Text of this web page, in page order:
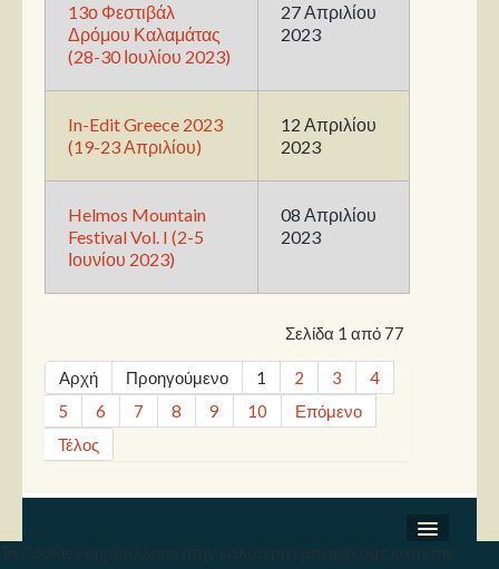
13ο Φεστιβάλ
Δρόμου Καλαμάτας
(28-30 Ιουλίου 2023)
27 Απριλίου
2023
In-Edit Greece 2023
(19-23 Απριλίου)
12 Απριλίου
2023
Helmos Mountain
Festival Vol. I (2-5
Ιουνίου 2023)
08 Απριλίου
2023
Σελίδα 1 από 77
Αρχή Προηγούμενο 1 2 3
4
5
6 7 8 9 10
Επόμενο
Τέλος
Τα Cookies συμβάλλουν στην καλύτερη εμπειρία σας κατά την